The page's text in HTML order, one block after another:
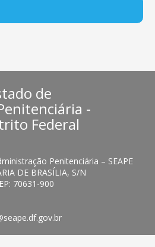
de
-
Federal
Penitenciária – SEAPE
DE BRASÍLIA, S/N
70631-900